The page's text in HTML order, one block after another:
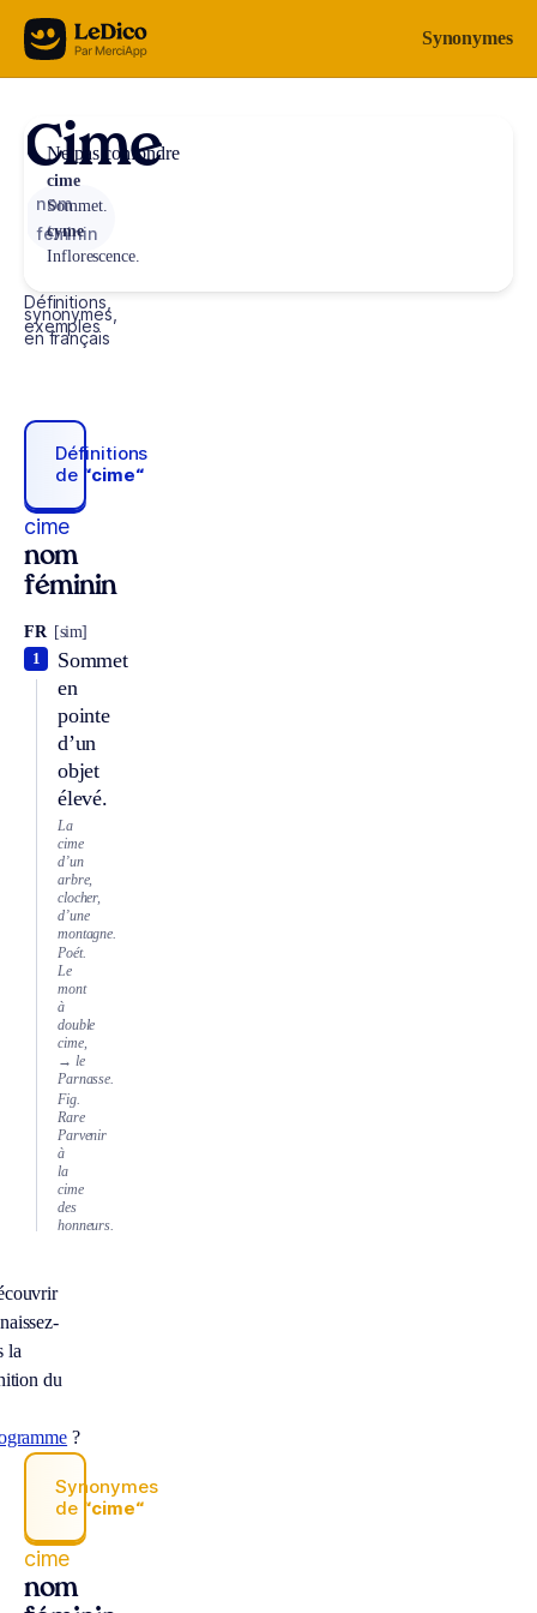
Aller au contenu Synonymes
Cime
nom
féminin
Définitions,
synonymes,
exemples
en français
Définitions
de “cime“
cime
nom
féminin
FR [sim]
Sommet
en
pointe
d’un
objet
élevé.
1
La
cime
d’un
arbre,
clocher,
d’une
montagne.
Poét.
Le
mont
à
double
cime,
→ le
Parnasse.
Fig.
Rare
Parvenir
à
la
cime
des
honneurs.
la
du
?
Synonymes
de “cime“
cime
nom
Ne pas confondre
cime
Sommet.
cyme
Inflorescence.